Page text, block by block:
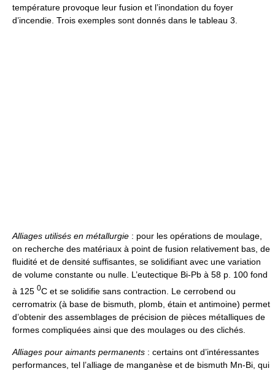
température provoque leur fusion et l’inondation du foyer
d’incendie. Trois exemples sont donnés dans le tableau 3.
Alliages utilisés en métallurgie : pour les opérations de moulage,
on recherche des matériaux à point de fusion relativement bas, de
fluidité et de densité suffisantes, se solidifiant avec une variation
de volume constante ou nulle. L’eutectique Bi-Pb à 58 p. 100 fond
à 125 0C et se solidifie sans contraction. Le cerrobend ou
cerromatrix (à base de bismuth, plomb, étain et antimoine) permet
d’obtenir des assemblages de précision de pièces métalliques de
formes compliquées ainsi que des moulages ou des clichés.
Alliages pour aimants permanents : certains ont d’intéressantes
performances, tel l’alliage de manganèse et de bismuth Mn-Bi, qui